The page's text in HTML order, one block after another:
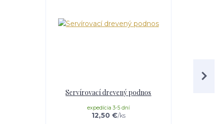
Servírovací drevený podnos
12,50 €/ks
expedícia 3-5 dní